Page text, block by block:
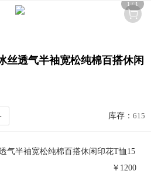
1 / 1
丝透气半袖宽松纯棉百搭休闲
库存： 615
气半袖宽松纯棉百搭休闲印花T恤15
￥ 1200